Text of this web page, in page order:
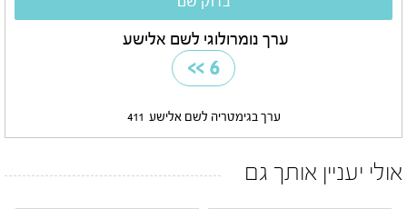
ערך נומרולוגי לשם אלישע
6
>>
ערך בגימטריה לשם אלישע 411
אולי יעניין אותך גם